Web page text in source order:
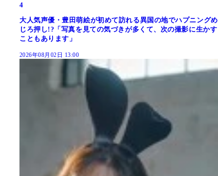
4
大人気声優・豊田萌絵が初めて訪れる異国の地でハプニングめ
じろ押し!?「写真を見ての気づきが多くて、次の撮影に生かす
こともあります」
2026年08月02日 13:00